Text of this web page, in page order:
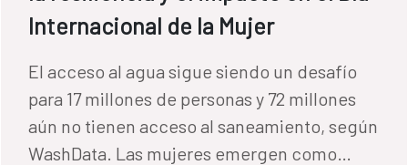
Internacional de la Mujer
El acceso al agua sigue siendo un desafío
para 17 millones de personas y 72 millones
aún no tienen acceso al saneamiento, según
WashData. Las mujeres emergen como